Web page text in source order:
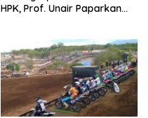
HPK, Prof. Unair Paparkan